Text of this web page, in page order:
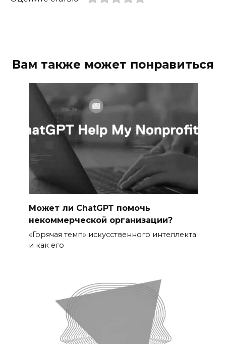
Вам также может понравиться
Может ли ChatGPT помочь
некоммерческой организации?
«Горячая темп» искусственного интеллекта
и как его